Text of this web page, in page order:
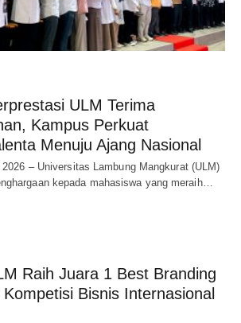
ULM Terima
Kampus Perkuat
Menuju Ajang Nasional
– Universitas Lambung Mangkurat (ULM)
kepada mahasiswa yang meraih…
Raih Juara 1 Best Branding
Bisnis Internasional